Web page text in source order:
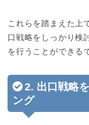
これらを踏まえた上
口戦略をしっかり検
を行うことができる
2. 出口戦略
ング